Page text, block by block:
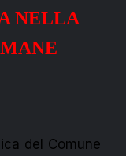
NELLA
del Comune